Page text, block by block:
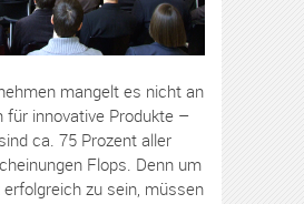
mangelt es nicht an
für innovative Produkte –
ca. 75 Prozent aller
Flops. Denn um
zu sein, müssen